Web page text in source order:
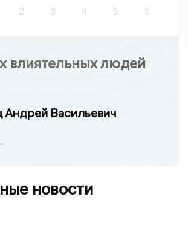
2 3 4 5 6
влиятельных людей
Васильевич
новости